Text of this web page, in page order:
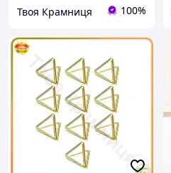
Твоя Крамниця 100%